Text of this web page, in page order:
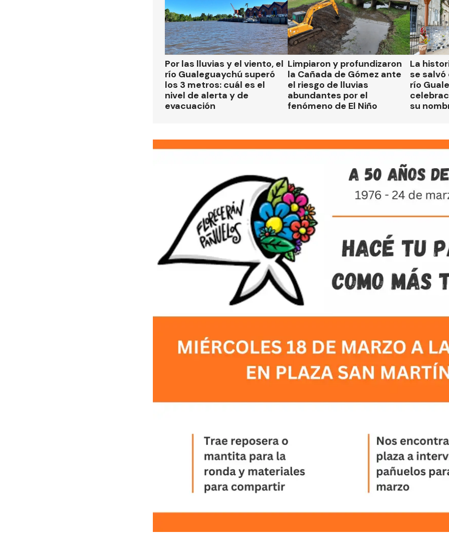
Por las lluvias y el viento, el
río Gualeguaychú superó
los 3 metros: cuál es el
nivel de alerta y de
evacuación
Limpiaron y profundizaron
la Cañada de Gómez ante
el riesgo de lluvias
abundantes por el
fenómeno de El Niño
La
se salvó
río
su